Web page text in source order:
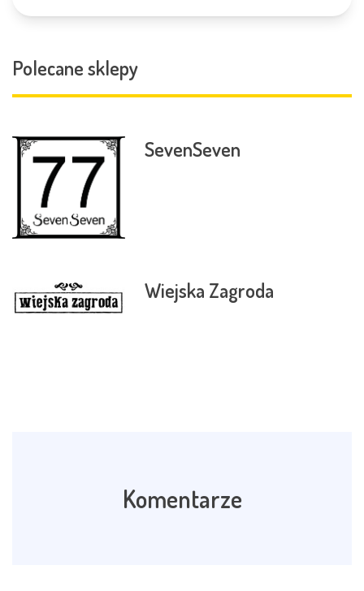
Polecane sklepy
SevenSeven
Wiejska Zagroda
Komentarze